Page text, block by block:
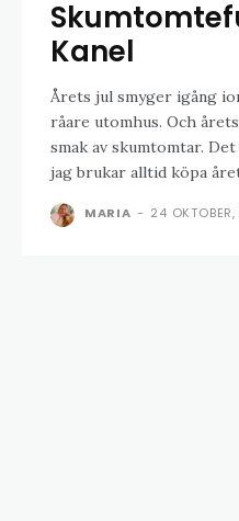
Kanel
Årets jul smyger igång
råare utomhus. Och
smak av skumtomtar.
jag brukar alltid köpa året
MARIA - 24